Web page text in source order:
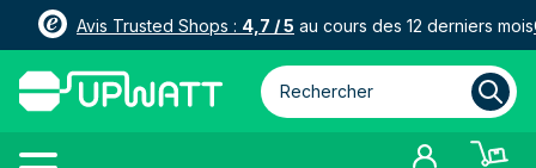
Avis Trusted Shops : 4,7 / 5 au cours des 12 derniers mois
Rechercher parmi plus de